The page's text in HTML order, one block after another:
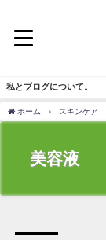
私とブログについて。
ホーム スキンケア
美容液